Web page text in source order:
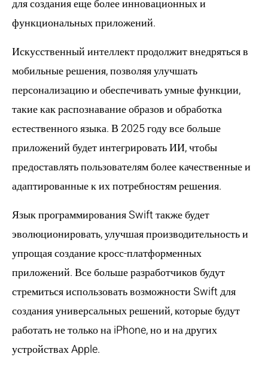
для создания еще более инновационных и
функциональных приложений.
Искусственный интеллектпродолжит внедряться в
мобильные решения, позволяя улучшать
персонализацию и обеспечивать умные функции,
такие как распознавание образов и обработка
естественного языка. В 2025 году все больше
приложений будет интегрировать ИИ, чтобы
предоставлять пользователям более качественные и
адаптированные к их потребностям решения.
Язык программирования Swift также будет
эволюционировать, улучшая производительность и
упрощая создание кросс-платформенных
приложений. Все больше разработчиков будут
стремиться использовать возможности Swift для
создания универсальных решений, которые будут
работать не только на iPhone, но и на других
устройствах Apple.